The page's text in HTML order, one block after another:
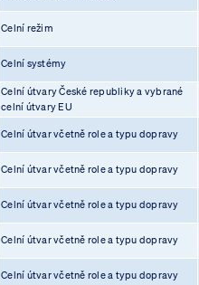
Celní režim
Celní systémy
Celní útvary České republiky a vybrané
celní útvary EU
Celní útvar včetně role a typu dopravy
Celní útvar včetně role a typu dopravy
Celní útvar včetně role a typu dopravy
Celní útvar včetně role a typu dopravy
Celní útvar včetně role a typu dopravy